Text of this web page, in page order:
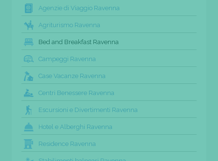
Agenzie di Viaggio Ravenna
Agriturismo Ravenna
Bed and Breakfast Ravenna
Campeggi Ravenna
Case Vacanze Ravenna
Centri Benessere Ravenna
Escursioni e Divertimenti Ravenna
Hotel e Alberghi Ravenna
Residence Ravenna